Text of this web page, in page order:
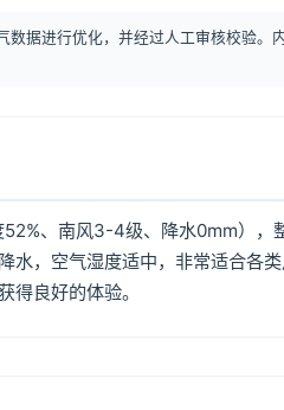
据进行优化，并经过人工审核校验。
、南风3-4级、降水0mm），
水，空气湿度适中，非常适合各
得良好的体验。